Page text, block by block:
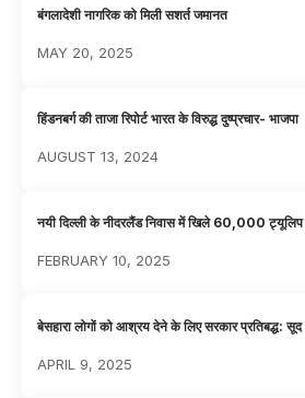
बंगलादेशी नागरिक को मिली सशर्त जमानत
MAY 20, 2025
हिंडनबर्ग की ताजा रिपोर्ट भारत के विरुद्ध दुष्प्रचार- भाजपा
AUGUST 13, 2024
नयी दिल्ली के नीदरलैंड निवास में खिले 60,000 ट्यूलिप
FEBRUARY 10, 2025
बेसहारा लोगों को आश्रय देने के लिए सरकार प्रतिबद्ध: सूद
APRIL 9, 2025